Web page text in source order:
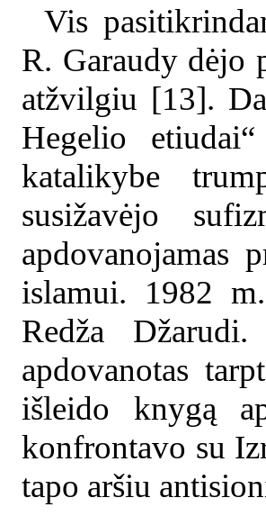
Vis
R. Garaudy dėjo
atžvilgiu [13].
Hegelio
katalikybe
susižavėjo
apdovanojamas
islamui. 1982
Redža
apdovanotas
išleido knygą
konfrontavo su
tapo aršiu